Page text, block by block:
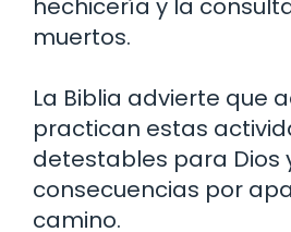
hechicería y la
muertos.
La Biblia advierte que
practican estas
detestables para Dios
consecuencias por
camino.